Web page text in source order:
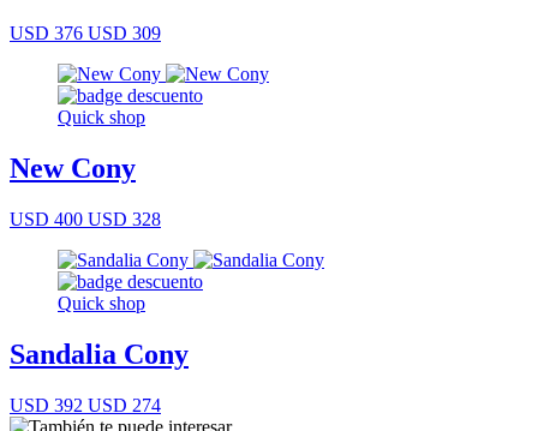
USD 376 USD 309
Quick shop
New Cony
USD 400 USD 328
Quick shop
Sandalia Cony
USD 392 USD 274